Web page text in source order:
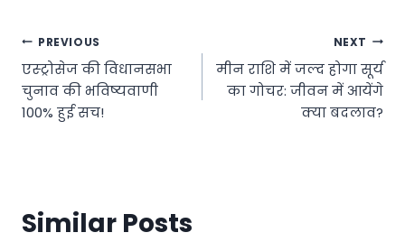
Post
navigation
PREVIOUS
एस्ट्रोसेज की विधानसभा
चुनाव की भविष्यवाणी
100% हुई सच!
NEXT
मीन राशि में जल्द होगा सूर्य
का गोचर: जीवन में आयेंगे
क्या बदलाव?
Similar Posts